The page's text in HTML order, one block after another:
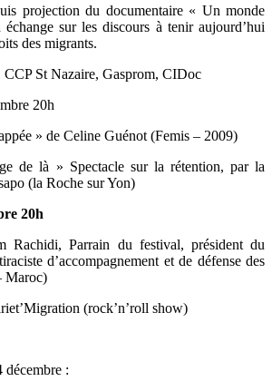
projection du documentaire « Un monde
sur les discours à tenir aujourd’hui
des migrants.
CCP St Nazaire, Gasprom, CIDoc
20h
» de Celine Guénot (Femis – 2009)
de là » Spectacle sur la rétention, par la
(la Roche sur Yon)
20h
Rachidi, Parrain du festival, président du
d’accompagnement et de défense des
Maroc)
(rock’n’roll show)
décembre :